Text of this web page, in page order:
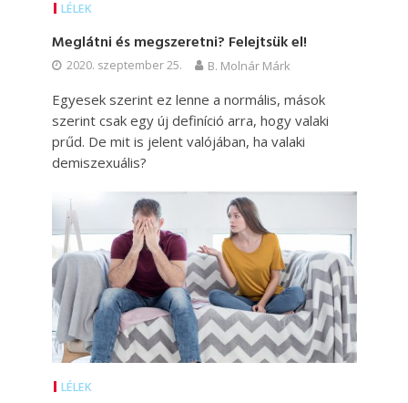
LÉLEK
Meglátni és megszeretni? Felejtsük el!
2020. szeptember 25. B. Molnár Márk
Egyesek szerint ez lenne a normális, mások
szerint csak egy új definíció arra, hogy valaki
prűd. De mit is jelent valójában, ha valaki
demiszexuális?
LÉLEK